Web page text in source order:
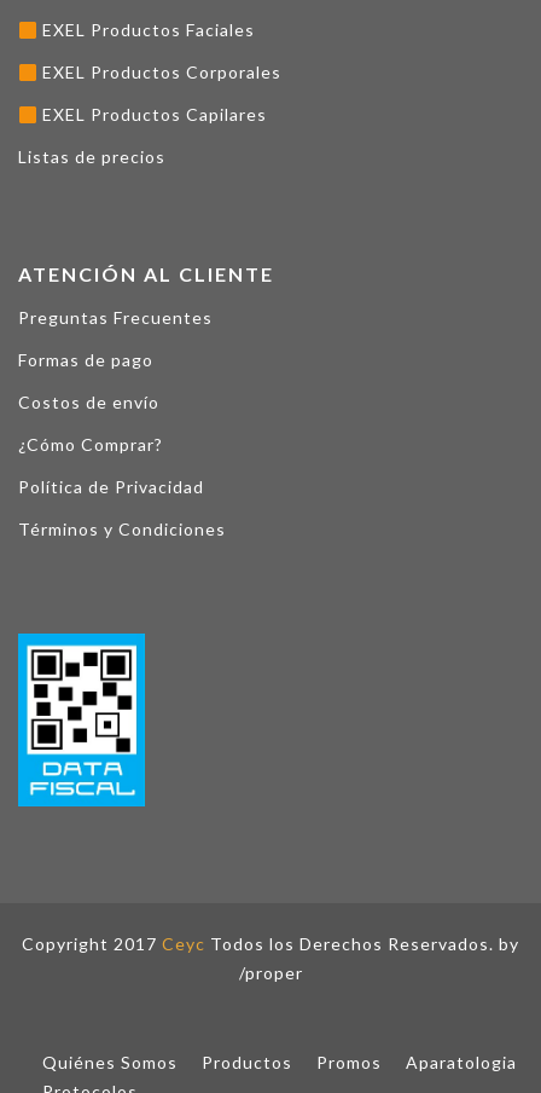
EXEL Productos Faciales
EXEL Productos Corporales
EXEL Productos Capilares
Listas de precios
ATENCIÓN AL CLIENTE
Preguntas Frecuentes
Formas de pago
Costos de envío
¿Cómo Comprar?
Política de Privacidad
Términos y Condiciones
Copyright 2017 Ceyc Todos los Derechos Reservados. by
/proper
Quiénes Somos Productos Promos
Aparatologia